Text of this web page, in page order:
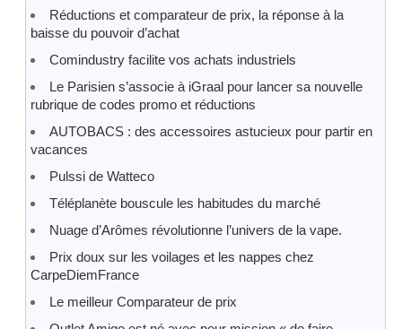
Réductions et comparateur de prix, la réponse à la
baisse du pouvoir d’achat
Comindustry facilite vos achats industriels
Le Parisien s’associe à iGraal pour lancer sa nouvelle
rubrique de codes promo et réductions
AUTOBACS : des accessoires astucieux pour partir en
vacances
Pulssi de Watteco
Téléplanète bouscule les habitudes du marché
Nuage d’Arômes révolutionne l’univers de la vape.
Prix doux sur les voilages et les nappes chez
CarpeDiemFrance
Le meilleur Comparateur de prix